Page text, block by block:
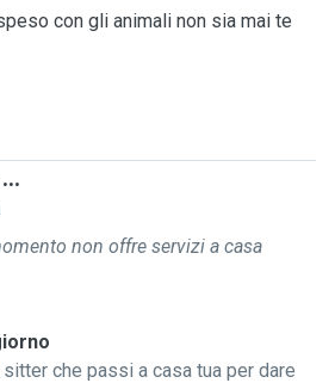
con gli animali non sia mai te
non offre servizi a casa
che passi a casa tua per dare